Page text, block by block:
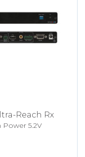
Reach Rx
Power 5.2V